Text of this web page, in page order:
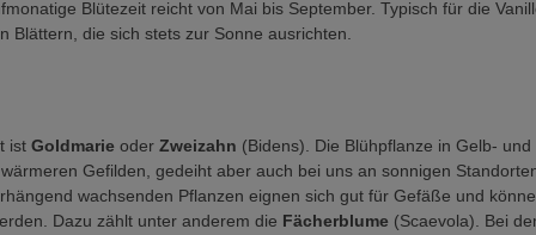
Blütezeit reicht von Mai bis September. Typisch für die
Blättern, die sich stets zur Sonne ausrichten.
ist Goldmarie oder Zweizahn (Bidens). Die Blühpflanze in Gelb- und
Gefilden, gedeiht aber auch bei uns an sonnigen
wachsenden Pflanzen eignen sich gut für Gefäße und
Dazu zählt unter anderem die Fächerblume (Scaevola). Bei